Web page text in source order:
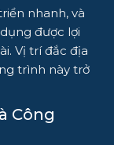
nhanh, và
được lợi
Vị trí đắc địa
trình này trở
Công